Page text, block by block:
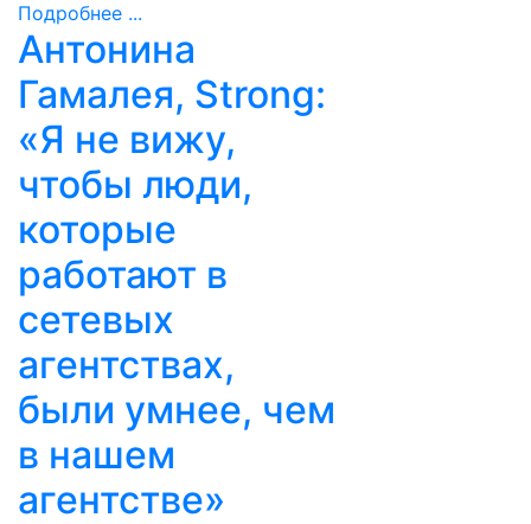
Подробнее ...
Антонина
Гамалея, Strong:
«Я не вижу,
чтобы люди,
которые
работают в
сетевых
агентствах,
были умнее, чем
в нашем
агентстве»